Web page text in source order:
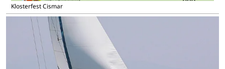
Klosterfest Cismar